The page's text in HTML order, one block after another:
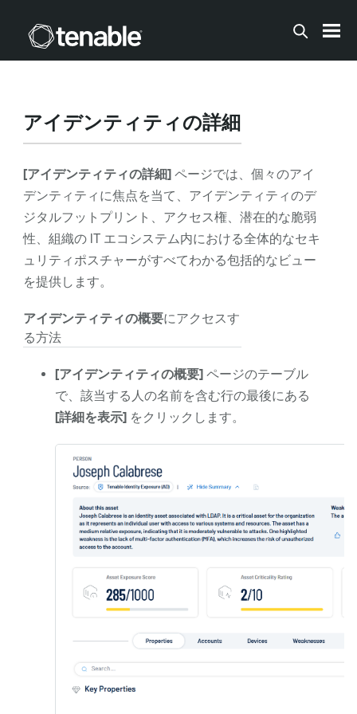
メインコンテンツに移動する
アイデンティティの詳細
[アイデンティティの詳細]ページでは、個々のアイ
デンティティに焦点を当て、アイデンティティのデ
ジタルフットプリント、アクセス権、潜在的な脆弱
性、組織の IT エコシステム内における全体的なセキ
ュリティポスチャーがすべてわかる包括的なビュー
を提供します。
アイデンティティの概要にアクセスす
る方法
[アイデンティティの概要]ページのテーブル
で、該当する人の名前を含む行の最後にある
[詳細を表示]をクリックします。